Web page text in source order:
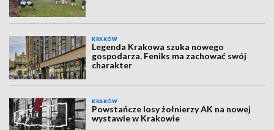
KRAKÓW
Legenda Krakowa szuka nowego
gospodarza. Feniks ma zachować swój
charakter
KRAKÓW
Powstańcze losy żołnierzy AK na nowej
wystawie w Krakowie